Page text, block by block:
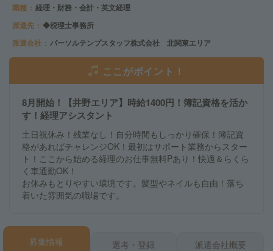
職種
経理・財務・会計・英文経理
派遣先
◆税理士事務所
派遣会社
パーソルテンプスタッフ株式会社 北関東エリア
ここがポイント！
8月開始！【井野エリア】時給1400円！簿記資格を活か
す！経理アシスタント
土日祝休み！残業なし！自分時間もしっかり確保！簿記資
格があればチャレンジOK！最初はサポート業務からスター
ト！ここから始める経理のお仕事無料Pあり！快適＆らくら
く車通勤OK！
お休みもとりやすい環境です。髪型やネイルも自由！落ち
着いた雰囲気の職場です。
募集情報 選考・登録 派遣会社概要